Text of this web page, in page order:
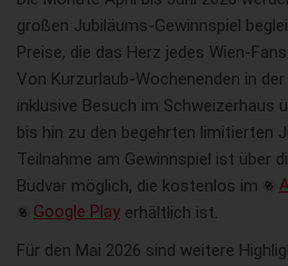
großen Jubiläums-Gewinnspiel
Preise, die das Herz jedes Wien-
Von Kurzurlaub-Wochenenden in
inklusive Besuch im Schweizerhaus
bis hin zu den begehrten limitierten
Teilnahme am Gewinnspiel ist über
Budvar möglich, die kostenlos im
Google Play erhältlich ist.
Für den Mai 2026 sind weitere